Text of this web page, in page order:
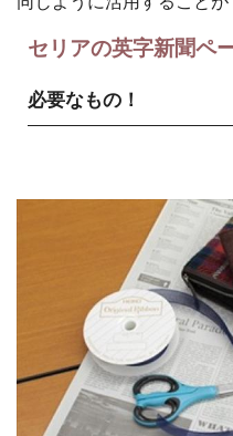
セリアの英字新聞ペ
必要なもの！